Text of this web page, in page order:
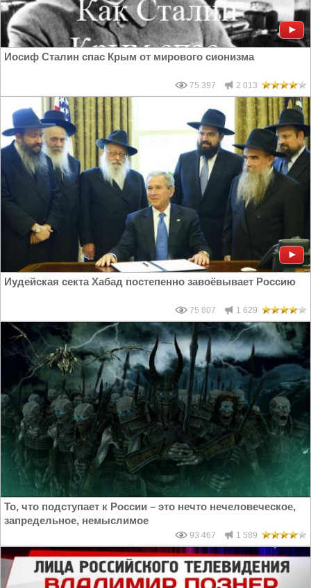
Иосиф Сталин спас Крым от мирового сионизма
75 397 2 013
Иудейская секта Хабад постепенно завоёвывает Россию
75 807 1 629
То, что подступает к России – это нечто нечеловеческое,
запредельное, немыслимое
93 467 1 589